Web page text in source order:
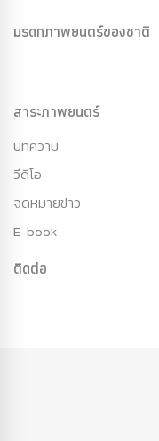
มรดกภาพยนตร์ของชาติ
สาระภาพยนตร์
บทความ
วีดีโอ
จดหมายข่าว
E-book
ติดต่อ